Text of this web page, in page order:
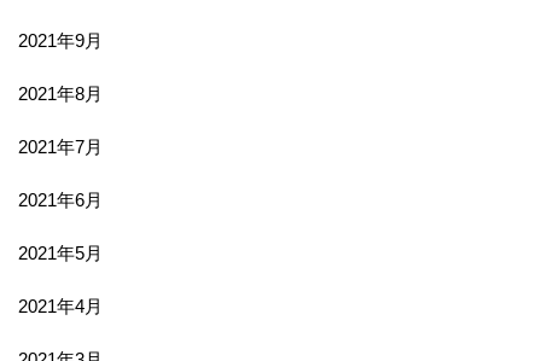
2021年9月
2021年8月
2021年7月
2021年6月
2021年5月
2021年4月